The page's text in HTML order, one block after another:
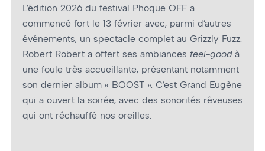
L’édition 2026 du festival Phoque OFF a
commencé fort le 13 février avec, parmi d’autres
événements, un spectacle complet au Grizzly Fuzz.
Robert Robert a offert ses ambiances feel-goodà
une foule très accueillante, présentant notamment
son dernier album « BOOST ». C’est Grand Eugène
qui a ouvert la soirée, avec des sonorités rêveuses
qui ont réchauffé nos oreilles.